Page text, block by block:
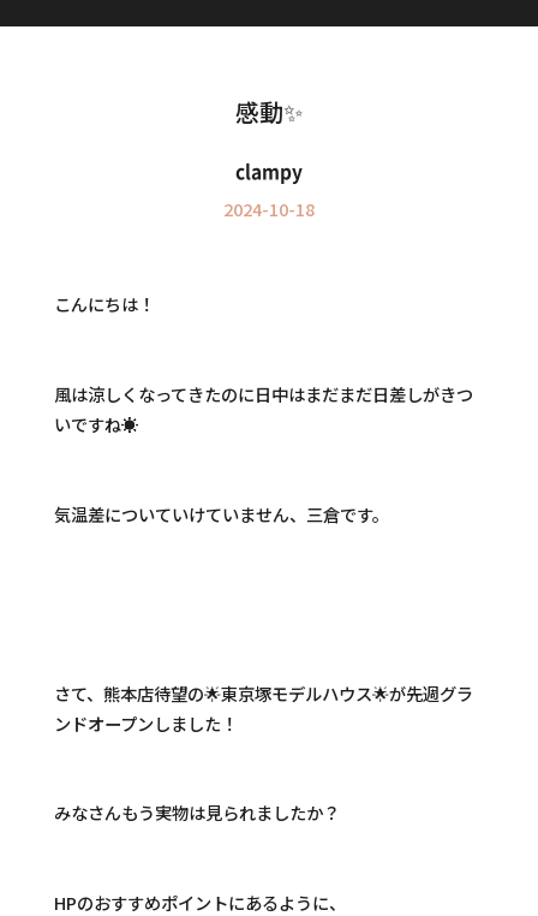
Information
感動✨
clampy
2024-10-18
こんにちは！
風は涼しくなってきたのに日中はまだまだ日差しがきつ
いですね☀
気温差についていけていません、三倉です。
さて、熊本店待望の🌟東京塚モデルハウス🌟が先週グラ
ンドオープンしました！
みなさんもう実物は見られましたか？
HPのおすすめポイントにあるように、